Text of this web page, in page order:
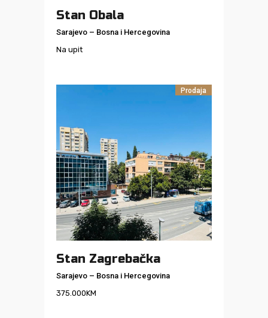
Stan Obala
Sarajevo – Bosna i Hercegovina
Na upit
Prodaja
Stan Zagrebačka
Sarajevo – Bosna i Hercegovina
375.000KM